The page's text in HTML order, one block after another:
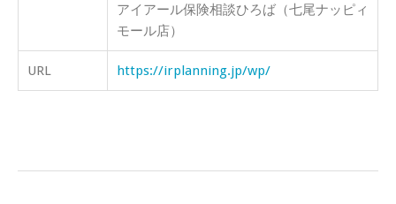
アイアール保険相談ひろば（七尾ナッピィ
モール店）
URL https://irplanning.jp/wp/